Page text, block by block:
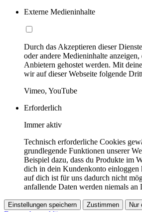
Externe Medieninhalte
Durch das Akzeptieren dieser
oder andere Medieninhalte
Anbietern gehostet werden. Mit
wir auf dieser Webseite folgende
Vimeo, YouTube
Erforderlich
Immer aktiv
Technisch erforderliche Cookies
grundlegende Funktionen unserer
Beispiel dazu, dass du Produkte im
dich in dein Kundenkonto einloggen
auf dich ist für uns dadurch nicht
anfallende Daten werden niemals an
Einstellungen speichern Zustimmen Nur